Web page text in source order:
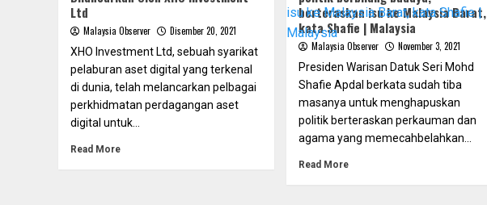
Ltd
Malaysia Observer
Disember 20, 2021
XHO Investment Ltd, sebuah syarikat
pelaburan aset digital yang terkenal
di dunia, telah melancarkan pelbagai
perkhidmatan perdagangan aset
digital untuk...
Read More
berteraskan isu ke Malaysia Barat,
kata Shafie | Malaysia
Malaysia Observer
November 3, 2021
Presiden Warisan Datuk Seri Mohd
Shafie Apdal berkata sudah tiba
masanya untuk menghapuskan
politik berteraskan perkauman dan
agama yang memecahbelahkan...
Read More